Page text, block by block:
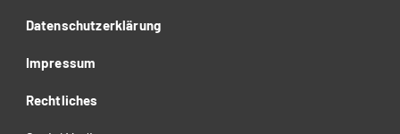
Datenschutzerklärung
Impressum
Rechtliches